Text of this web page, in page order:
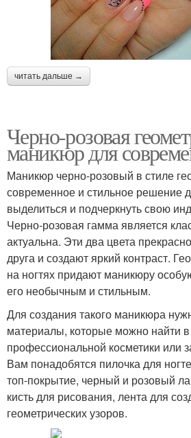
читать дальше →
Черно-розовая
маникюр для
Маникюр черно-розовый в стиле
современное и стильное решение
выделиться и подчеркнуть свою
Черно-розовая гамма является
актуальна. Эти два цвета
друга и создают яркий контраст.
на ногтях придают маникюру
его необычным и стильным.
Для создания такого маникюра
материалы, которые можно найти
профессиональной косметики или
Вам понадобятся пилочка для
топ-покрытие, черный и розовый
кисть для рисования, лента для
геометрических узоров.